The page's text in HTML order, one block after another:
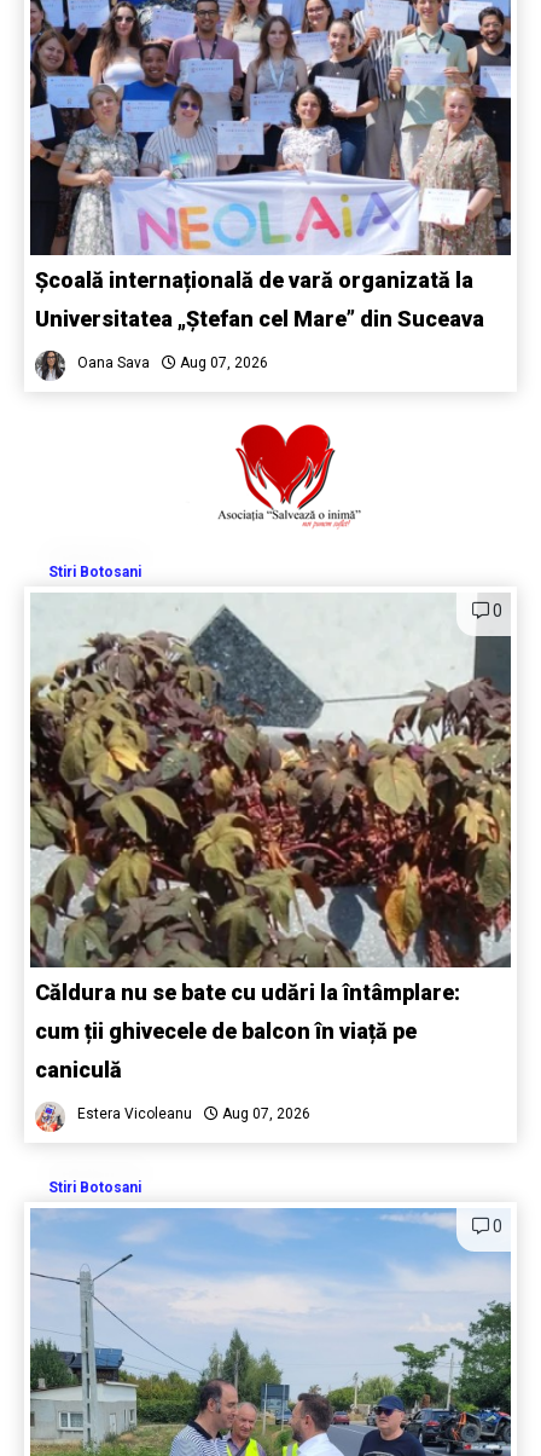
Școală internațională de vară organizată la
Universitatea „Ștefan cel Mare” din Suceava
Oana Sava Aug 07, 2026
Stiri Botosani
0
Căldura nu se bate cu udări la întâmplare:
cum ții ghivecele de balcon în viață pe
caniculă
Estera Vicoleanu Aug 07, 2026
Stiri Botosani
0